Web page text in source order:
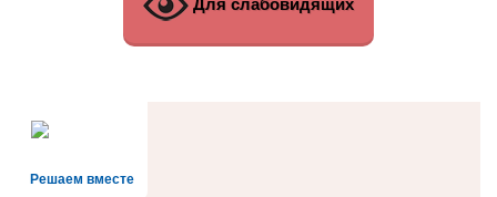
Для слабовидящих
Решаем вместе